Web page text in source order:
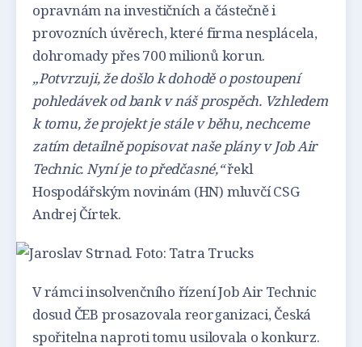
opravnám na investičních a částečně i
provozních úvěrech, které firma nesplácela,
dohromady přes 700 milionů korun.
„Potvrzuji, že došlo k dohodě o postoupení
pohledávek od bank v náš prospěch. Vzhledem
k tomu, že projekt je stále v běhu, nechceme
zatím detailně popisovat naše plány v Job Air
Technic. Nyní je to předčasné,“řekl
Hospodářským novinám (HN) mluvčí CSG
Andrej Čírtek.
V rámci insolvenčního řízení Job Air Technic
dosud ČEB prosazovala reorganizaci, Česká
spořitelna naproti tomu usilovala o konkurz.